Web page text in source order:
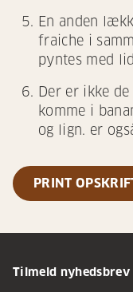
En anden
fraiche i
pyntes med
Der er ikke
komme i
og lign. er
PRINT
Tilmeld nyhedsbrev